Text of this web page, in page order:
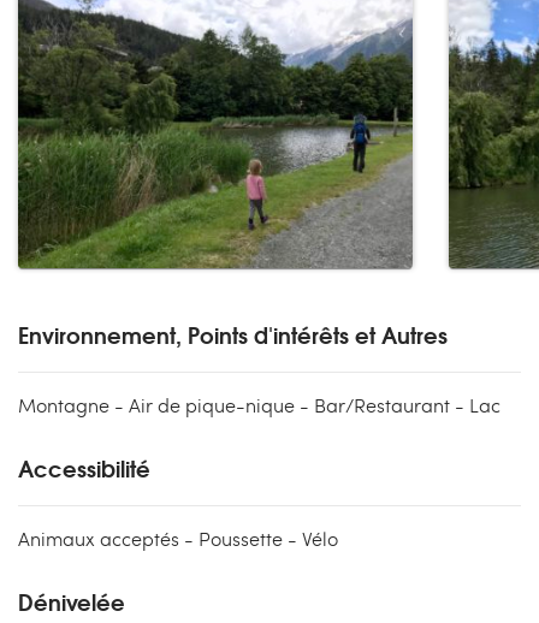
Environnement, Points d'intérêts et Autres
Montagne - Air de pique-nique - Bar/Restaurant - Lac
Accessibilité
Animaux acceptés - Poussette - Vélo
Dénivelée